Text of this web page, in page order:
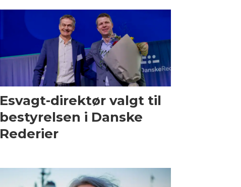
Esvagt-direktør valgt til
bestyrelsen i Danske
Rederier